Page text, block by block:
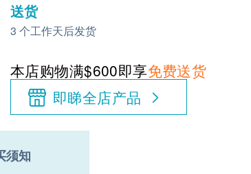
送货
3 个工作天后发货
本店购物满$600即享免费送货
即睇全店产品
须知